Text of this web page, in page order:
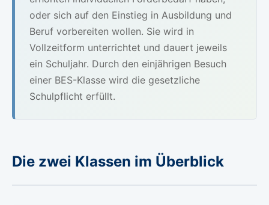
oder sich auf den Einstieg in Ausbildung und
Beruf vorbereiten wollen. Sie wird in
Vollzeitform unterrichtet und dauert jeweils
ein Schuljahr. Durch den einjährigen Besuch
einer BES-Klasse wird die gesetzliche
Schulpflicht erfüllt.
Die zwei Klassen im Überblick